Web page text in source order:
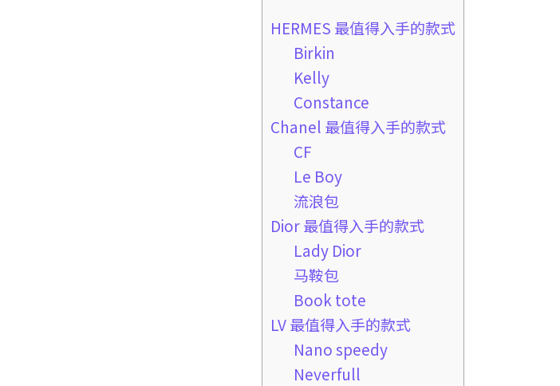
HERMES 最值得入手的款式
Birkin
Kelly
Constance
Chanel 最值得入手的款式
CF
Le Boy
流浪包
Dior 最值得入手的款式
Lady Dior
马鞍包
Book tote
LV 最值得入手的款式
Nano speedy
Neverfull